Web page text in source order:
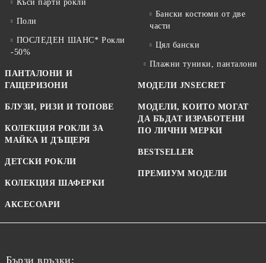
Къси парти рокли
Поли
ПОСЛЕДЕН ШАНС* Рокли
-50%
ПАНТАЛОНИ И
ГАЩЕРИЗОНИ
БЛУЗИ, РИЗИ И ТОПОВЕ
КОЛЕКЦИЯ РОКЛИ ЗА
МАЙКА И ДЪЩЕРЯ
ДЕТСКИ РОКЛИ
КОЛЕКЦИЯ ШАФЕРКИ
АКСЕСОАРИ
Бански костюми от две
части
Цял бански
Плажни туники, панталони
МОДЕЛИ JNSECRET
МОДЕЛИ, КОИТО МОГАТ
ДА БЪДАТ ИЗРАБОТЕНИ
ПО ЛИЧНИ МЕРКИ
BESTSELLER
ПРЕМИУМ МОДЕЛИ
Бързи връзки: